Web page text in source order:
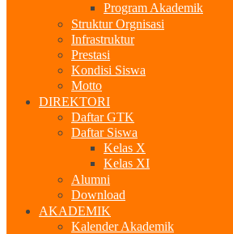
Program Akademik
Struktur Orgnisasi
Infrastruktur
Prestasi
Kondisi Siswa
Motto
DIREKTORI
Daftar GTK
Daftar Siswa
Kelas X
Kelas XI
Alumni
Download
AKADEMIK
Kalender Akademik